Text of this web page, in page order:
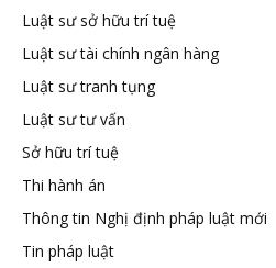
Luật sư sở hữu trí tuệ
Luật sư tài chính ngân hàng
Luật sư tranh tụng
Luật sư tư vấn
Sở hữu trí tuệ
Thi hành án
Thông tin Nghị định pháp luật mới
Tin pháp luật